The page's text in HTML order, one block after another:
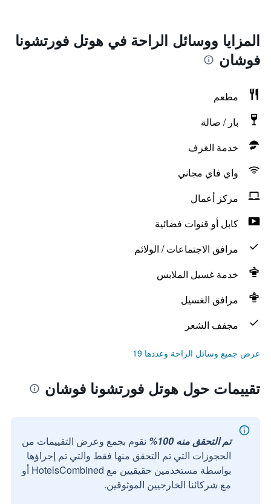
المزايا ووسائل الراحة في هوتل فورتشونا
فوشان
مطعم
بار / صالة
خدمة الغرف
واي فاي مجاني
مركز أعمال
كابل أو قنوات فضائية
مرافق الاجتماعات / الولائم
خدمة غسيل الملابس
مرافق الغسيل
مجفف الشعر
عرض جميع وسائل الراحة وعددها 19
تقييمات حول هوتل فورتشونا فوشان
تم التحقق منه 100%
نقوم بجمع وعرض التقييمات من
الحجوزات التي تم التحقق منها فقط والتي تم إجراؤها
بواسطة مستخدمين حقيقيين مع HotelsCombined أو
مع شركائنا الخارجيين الموثوقين.